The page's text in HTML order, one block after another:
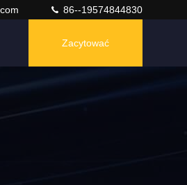
86--19574844830
Zacytować